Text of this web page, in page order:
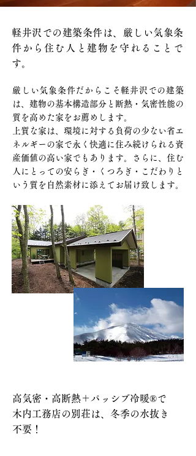
軽井沢での建築条件は、厳しい気象条
件から住む人と建物を守れることで
す。
厳しい気象条件だからこそ軽井沢での建築
は、建物の基本構造部分と断熱・気密性能の
質を高めた家をお薦めします。
上質な家は、環境に対する負荷の少ない省エ
ネルギーの家で永く快適に住み続けられる資
産価値の高い家でもあります。さらに、住む
人にとっての安らぎ・くつろぎ・こだわりと
いう質を自然素材に添えてお届け致します。
高気密・高断熱＋パッシブ冷暖®で
​木内工務店の別荘は、冬季の水抜き
不要！